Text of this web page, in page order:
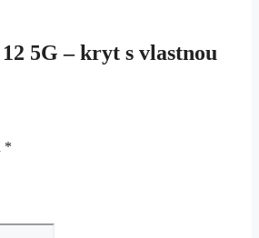
5G – kryt s vlastnou
*